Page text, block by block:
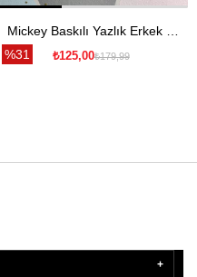
₺125,00₺179,99
%31